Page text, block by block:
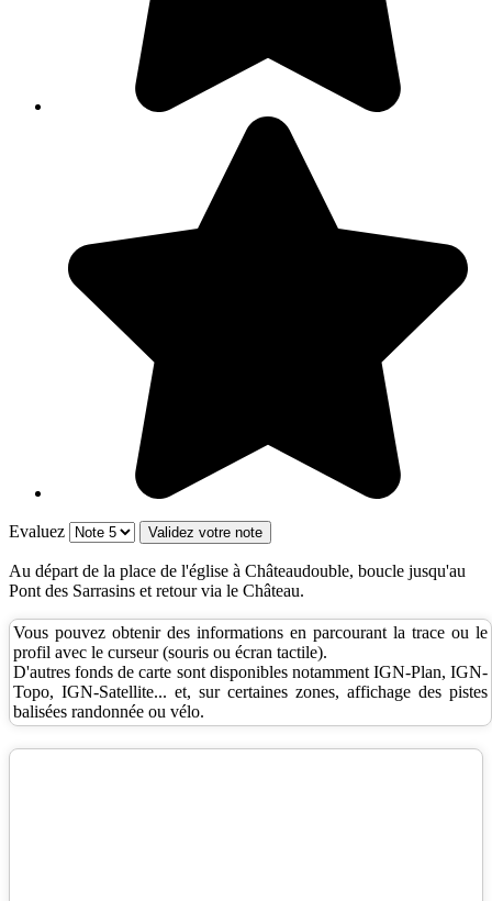
Evaluez
Au départ de la place de l'église à Châteaudouble, boucle jusqu'au
Pont des Sarrasins et retour via le Château.
Vous pouvez obtenir des informations en parcourant la trace ou le
profil avec le curseur (souris ou écran tactile).
D'autres fonds de carte sont disponibles notamment IGN-Plan, IGN-
Topo, IGN-Satellite... et, sur certaines zones, affichage des pistes
balisées randonnée ou vélo.